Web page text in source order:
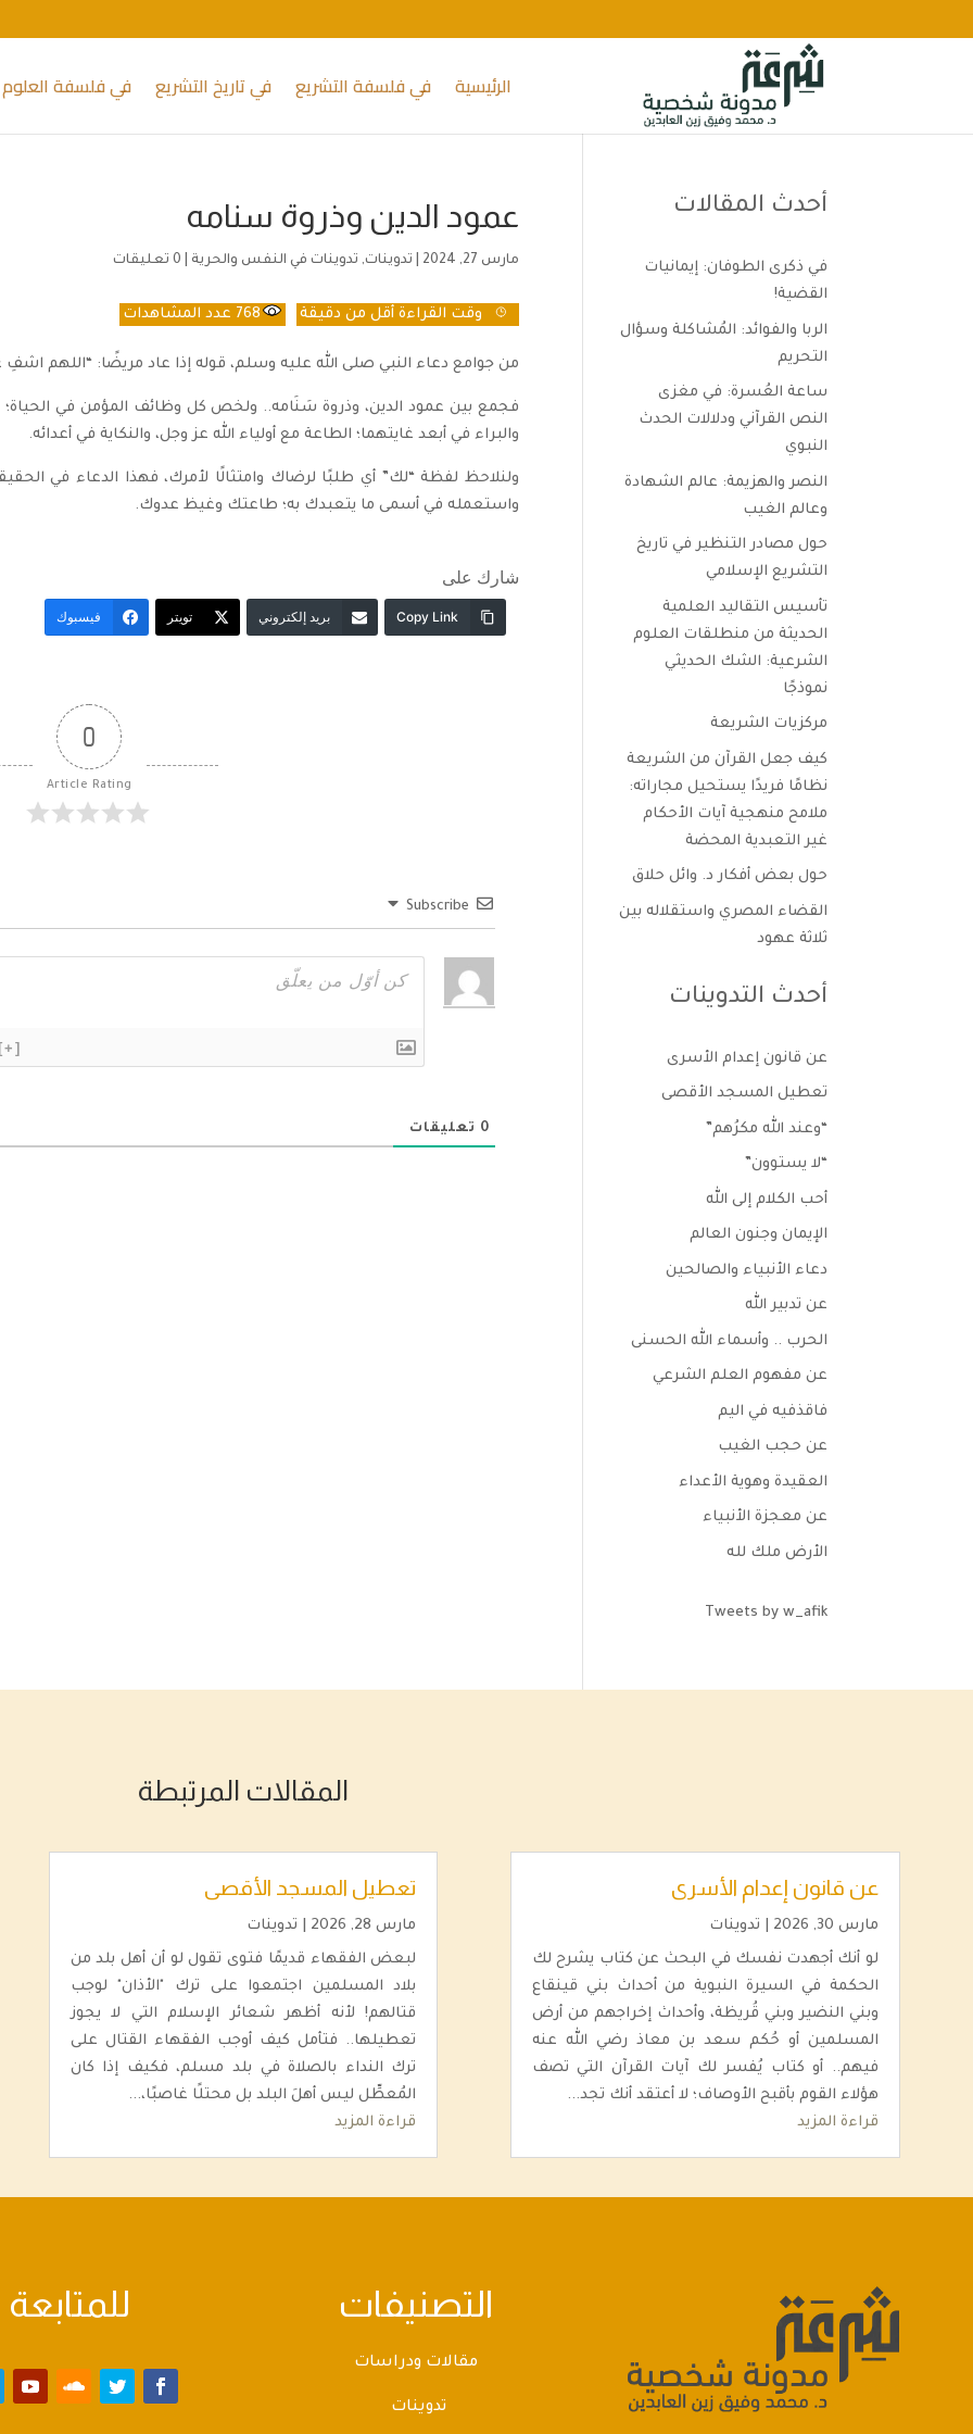
الرئيسية في فلسفة التشريع في تاريخ التشريع في فلسفة
عمود الدين وذروة سنامه
مارس 27, 2024 تدوينات, تدوينات في النفس والحرية 0 تعليقات
وقت القراءةأقل من دقيقة 768 عدد المشاهدات
من جوامع دعاء النبي صلى الله عليه وسلم، قوله إذا عاد مريضًا: “اللهم
فجمع بين عمود الدين، وذروة سَنَامه.. ولخص كل وظائف المؤمن في الحياة؛
والبراء في أبعد غايتهما؛ الطاعة مع أولياء الله عز وجل، والنكاية في أعدائه.
ولنلاحظ لفظة “لك” أي طلبًا لرضاك وامتثالًا لأمرك، فهذا الدعاء في
واستعمله في أسمى ما يتعبدك به؛ طاعتك وغيظ عدوك.
شارك على
فيسبوك تويتر بريد إلكتروني Copy Link
0
Article Rating
Subscribe
0 تعليقات
أحدث المقالات
في ذكرى الطوفان: إيمانيات
القضية!
الربا والفوائد: المُشاكلة وسؤال
التحريم
ساعة العُسرة: في مغزى
النص القرآني ودلالات الحدث
النبوي
النصر والهزيمة: عالم الشهادة
وعالم الغيب
حول مصادر التنظير في تاريخ
التشريع الإسلامي
تأسيس التقاليد العلمية
الحديثة من منطلقات العلوم
الشرعية: الشك الحديثي
نموذجًا
مركزيات الشريعة
كيف جعل القرآن من الشريعة
نظامًا فريدًا يستحيل مجاراته:
ملامح منهجية آيات الأحكام
غير التعبدية المحضة
حول بعض أفكار د. وائل حلاق
القضاء المصري واستقلاله بين
ثلاثة عهود
أحدث التدوينات
عن قانون إعدام الأسرى
تعطيل المسجد الأقصى
“وعند الله مكرُهم”
“لا يستوون”
أحب الكلام إلى الله
الإيمان وجنون العالم
دعاء الأنبياء والصالحين
عن تدبير الله
الحرب .. وأسماء الله الحسنى
عن مفهوم العلم الشرعي
فاقذفيه في اليم
عن حجب الغيب
العقيدة وهوية الأعداء
عن معجزة الأنبياء
الأرض ملك لله
Tweets by w_afik
المقالات المرتبطة
عن قانون إعدام الأسرى
مارس 30, 2026 تدوينات
لو أنك أجهدت نفسك في البحث عن كتاب يشرح لك
الحكمة في السيرة النبوية من أحداث بني قينقاع
وبني النضير وبني قُريظة، وأحداث إخراجهم من أرض
المسلمين أو حُكم سعد بن معاذ رضي الله عنه
فيهم.. أو كتاب يُفسر لك آيات القرآن التي تصف
هؤلاء القوم بأقبح الأوصاف؛ لا أعتقد أنك تجد...
قراءة المزيد
تعطيل المسجد الأقصى
مارس 28, 2026 تدوينات
لبعض الفقهاء قديمًا فتوى تقول لو أن أهل بلد من
بلاد المسلمين اجتمعوا على ترك "الأذان" لوجب
قتالهم! لأنه أظهر شعائر الإسلام التي لا يجوز
تعطيلها.. فتأمل كيف أوجب الفقهاء القتال على
ترك النداء بالصلاة في بلد مسلم، فكيف إذا كان
المُعطِّل ليس أهلَ البلد بل محتلًا غاصبًا،...
قراءة المزيد
للمتابعة التصنيفات
مقالات ودراسات
تدوينات